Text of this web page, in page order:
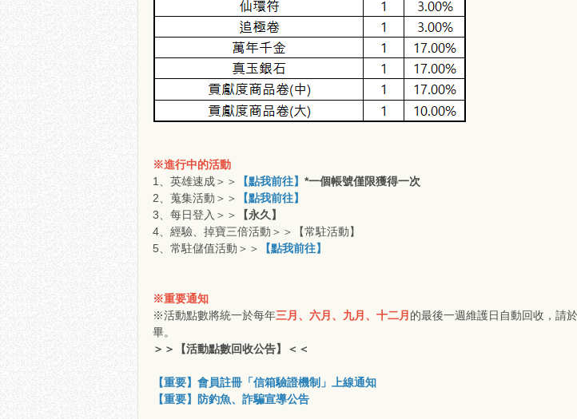
※進行中的活動
1、英雄速成＞＞
【點我前往】 *一個帳號僅限獲得一次
2、蒐集活動＞＞
【點我前往】
3、每日登入＞＞
【永久】
4、經驗、掉寶三倍活動＞＞【常駐活動】
5、常駐儲值活動＞＞
【點我前往】
※重要通知
※活動點數將統一於每年三月、六月、九月、十二月 的最後一週維護日自動回收，請
畢。
＞＞【活動點數回收公告】＜＜
【重要】會員註冊「信箱驗證機制」上線通知
【重要】防釣魚、詐騙宣導公告